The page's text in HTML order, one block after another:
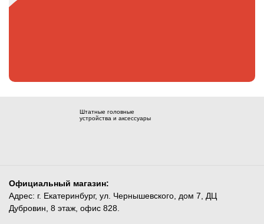
Штатные головные
устройства и аксессуары
Официальный магазин:
Адрес: г. Екатеринбург, ул. Чернышевского, дом 7, ДЦ
Дубровин, 8 этаж, офис 828.